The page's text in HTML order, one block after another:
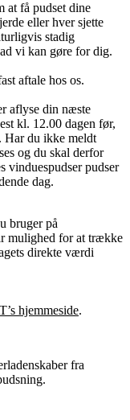
at få pudset dine
eller hver sjette
stadig
vi kan gøre for dig.
aftale hos os.
aflyse din næste
kl. 12.00 dagen før,
Har du ikke meldt
og du skal derfor
vinduespudser pudser
dag.
bruger på
mulighed for at trække
direkte værdi
hjemmeside.
fra